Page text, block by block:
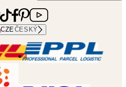
CZEČESKÝ